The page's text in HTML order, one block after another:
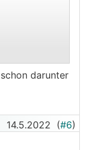
die Hälfte.
darunter
14.5.2022 (#6)